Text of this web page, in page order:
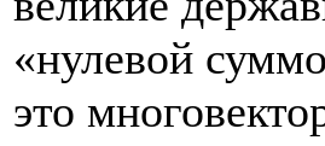
«нулевой
это